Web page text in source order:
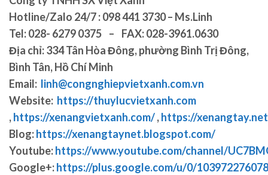
Hotline/Zalo 24/7 : 098 441 3730 – Ms.Linh
Tel: 028- 6279 0375 – FAX: 028-3961.0630
Địa chỉ: 334 Tân Hòa Đông, phường Bình Trị Đông,
Bình Tân, Hồ Chí Minh
Email: linh@congnghiepvietxanh.com.vn
Website: https://thuylucvietxanh.com
,https://xenangvietxanh.com/,https://xenangtay.net
Blog:https://xenangtaynet.blogspot.com/
Youtube:https://www.youtube.com/channel/
Google+:https://plus.google.com/u/0/